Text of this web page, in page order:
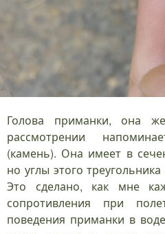
Голова приманки, она
рассмотрении
(камень). Она имеет в
но углы этого
Это сделано, как мне
сопротивления при
поведения приманки в